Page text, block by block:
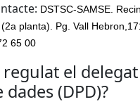
DSTSC-SAMSE.
planta). Pg. Vall
65 00
el
(DPD)?